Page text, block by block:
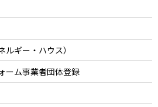
ギー・ハウス）
ーム事業者団体登録